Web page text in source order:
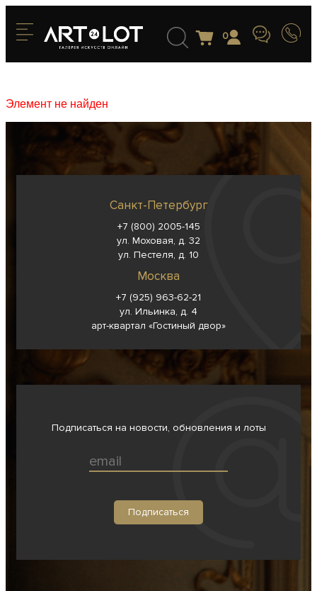
0
Элемент не найден
Санкт-Петербург
+7 (800) 2005-145
ул. Моховая, д. 32
ул. Пестеля, д. 10
Москва
+7 (925) 963-62-21
ул. Ильинка, д. 4
арт-квартал «Гостиный двор»
Подписаться на новости, обновления и лоты